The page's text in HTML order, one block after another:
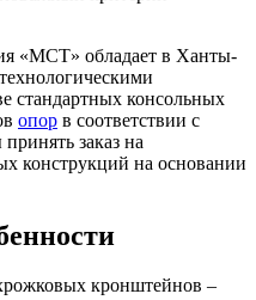
«МСТ» обладает в Ханты-
стандартных консольных
опор в соответствии с
заказ на
конструкций на основании
кронштейнов –